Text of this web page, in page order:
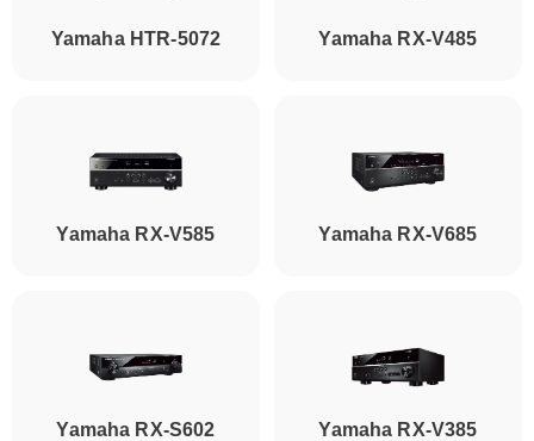
Yamaha HTR-5072 Yamaha RX-V485
Yamaha RX-V585 Yamaha RX-V685
Yamaha RX-S602 Yamaha RX-V385